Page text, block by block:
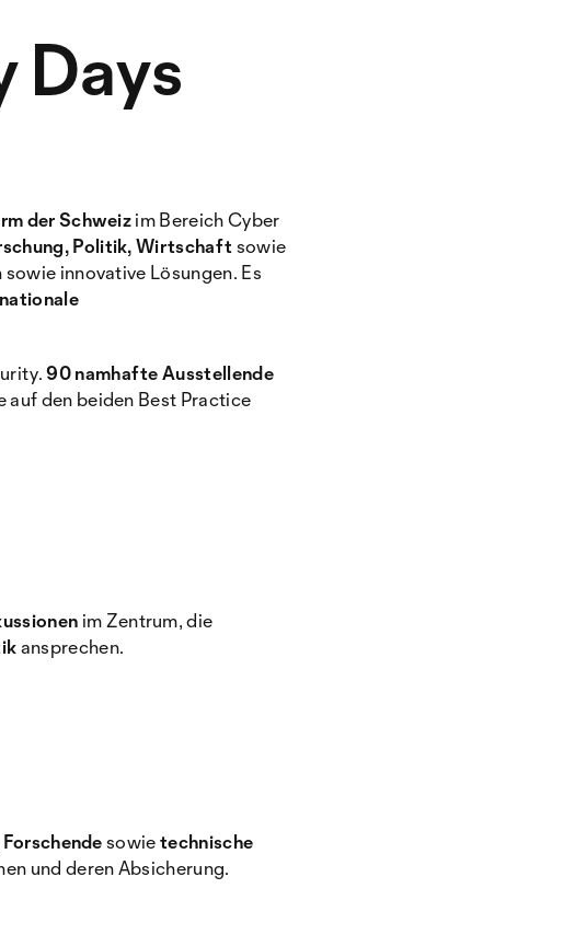
Days
der Schweizim Bereich Cyber
Politik, Wirtschaft sowie
innovative Lösungen. Es
90 namhafte Ausstellende
auf den beiden Best Practice
im Zentrum, die
ansprechen.
sowietechnische
und deren Absicherung.